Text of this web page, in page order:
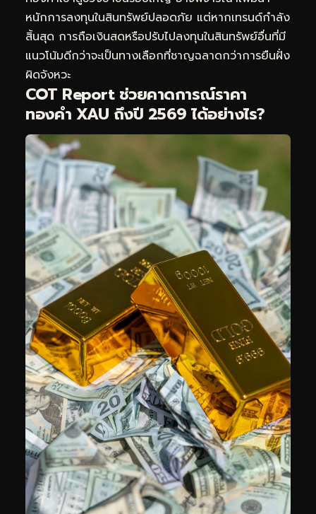
หนักการลงทุนในสินทรัพย์ปลอดภัย แต่หากเทรนด์กำลัง
สิ้นสุด การถือเงินสดหรือปรับไปลงทุนในสินทรัพย์อื่นที่มี
แนวโน้มดีกว่าจะเป็นทางเลือกที่ชาญฉลาดกว่าการยืนฝั่ง
ผิดจังหวะ
COT Report ช่วยคาดการณ์ราคา
ทองคำ XAU ถึงปี 2569 ได้อย่างไร?